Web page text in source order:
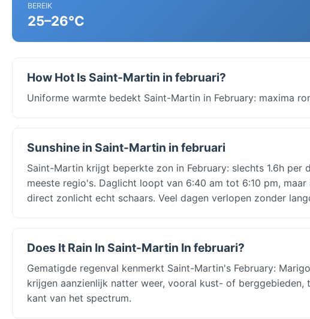
BEREIK
25–26°C
How Hot Is Saint-Martin in februari?
Uniforme warmte bedekt Saint-Martin in February: maxima
Sunshine in Saint-Martin in februari
Saint-Martin krijgt beperkte zon in February: slechts 1.6h
meeste regio's. Daglicht loopt van 6:40 am tot 6:10 pm,
direct zonlicht echt schaars. Veel dagen verlopen zonder
Does It Rain In Saint-Martin In februari?
Gematigde regenval kenmerkt Saint-Martin's February:
krijgen aanzienlijk natter weer, vooral kust- of
kant van het spectrum.